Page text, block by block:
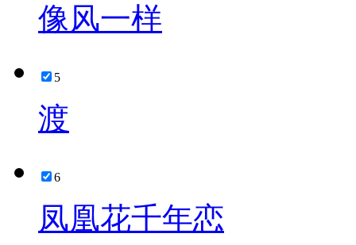
像风一样
5
渡
6
凤凰花千年恋